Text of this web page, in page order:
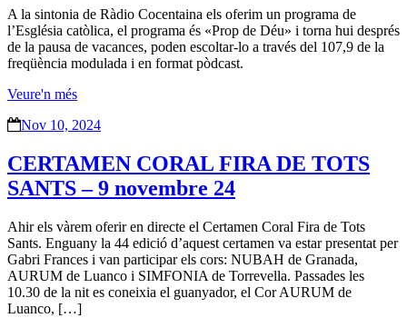
A la sintonia de Ràdio Cocentaina els oferim un programa de
l’Església catòlica, el programa és «Prop de Déu» i torna hui després
de la pausa de vacances, poden escoltar-lo a través del 107,9 de la
freqüència modulada i en format pòdcast.
Veure'n més
Nov 10, 2024
CERTAMEN CORAL FIRA DE TOTS
SANTS – 9 novembre 24
Ahir els vàrem oferir en directe el Certamen Coral Fira de Tots
Sants. Enguany la 44 edició d’aquest certamen va estar presentat per
Gabri Frances i van participar els cors: NUBAH de Granada,
AURUM de Luanco i SIMFONIA de Torrevella. Passades les
10.30 de la nit es coneixia el guanyador, el Cor AURUM de
Luanco, […]